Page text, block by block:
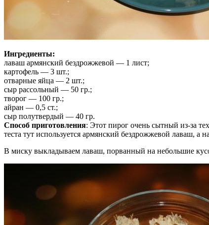
Ингредиенты:
лаваш армянский бездрожжевой — 1 лист;
картофель — 3 шт.;
отварные яйца — 2 шт.;
сыр рассольный — 50 гр.;
творог — 100 гр.;
айран — 0,5 ст.;
сыр полутвердый — 40 гр.
Способ приготовления: Этот пирог очень сытный из-за
теста тут используется армянский бездрожжевой лаваш, а
В миску выкладываем лаваш, порванный на небольшие